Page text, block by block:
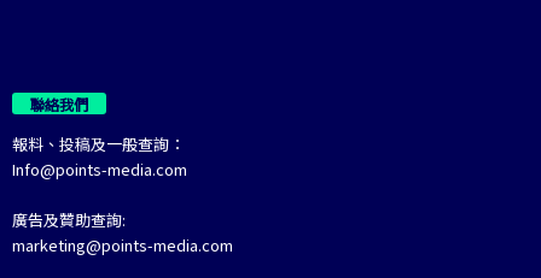
聯絡我們
報料、投稿及一般查詢：
Info@points-media.com
廣告及贊助查詢:
marketing@points-media.com